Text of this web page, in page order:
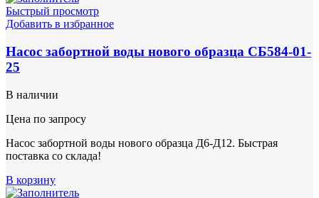
Быстрый просмотр
Добавить в избранное
Насос забортной воды нового образца СБ584-01-
25
В наличии
Цена по запросу
Насос забортной воды нового образца Д6-Д12. Быстрая
поставка со склада!
В корзину